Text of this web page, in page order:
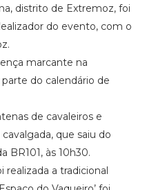
distrito de Extremoz, foi
do evento, com o
marcante na
do calendário de
de cavaleiros e
que saiu do
BR101, às 10h30.
realizada a tradicional